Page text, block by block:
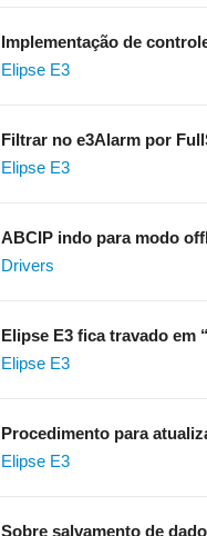
Implementação de
Elipse E3
Filtrar no e3Alarm por
Elipse E3
ABCIP indo para modo
Drivers
Elipse E3 fica travado em
Elipse E3
Procedimento para
Elipse E3
Sobre salvamento de